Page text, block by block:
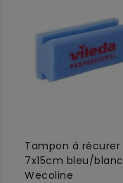
Tampon à récurer
7x15cm bleu/blanc
Wecoline